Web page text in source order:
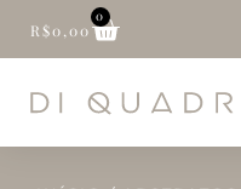
R$0,00
0